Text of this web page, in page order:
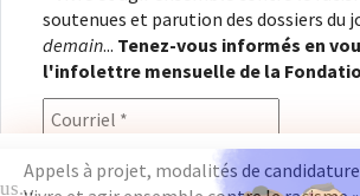
soutenues et parution des dossiers du
demain... Tenez-vous informés en
l'infolettre mensuelle de la
Appels à projet, modalités de candidature